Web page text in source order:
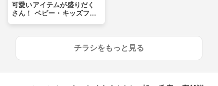
可愛いアイテムが盛りだく
さん！ ベビー・キッズフェ
チラシをもっと見る